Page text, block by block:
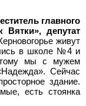
главного
Вятки», депутат
живут
в школе №4 и
мы с мужем
Сейчас
здание.
есть стоянка